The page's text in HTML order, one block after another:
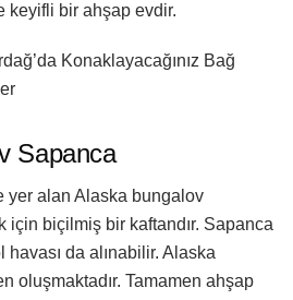
keyifli bir ahşap evdir.
Konaklayacağınız Bağ
Sapanca
yer alan Alaska bungalov
için biçilmiş bir kaftandır. Sapanca
havası da alınabilir. Alaska
oluşmaktadır. Tamamen ahşap